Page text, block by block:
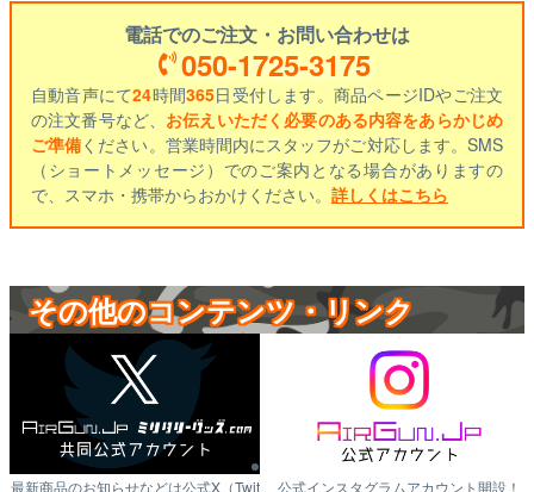
電話でのご注文・お問い合わせは
050-1725-3175
自動音声にて24時間365日受付します。商品ページIDやご注文
の注文番号など、 お伝えいただく必要のある内容をあらかじめ
ご準備ください。営業時間内にスタッフがご対応します。SMS
（ショートメッセージ）でのご案内となる場合がありますの
で、スマホ・携帯からおかけください。 詳しくはこちら
その他のコンテンツ・リンク
最新商品のお知らせなどは公式X（Twit
公式インスタグラムアカウント開設！